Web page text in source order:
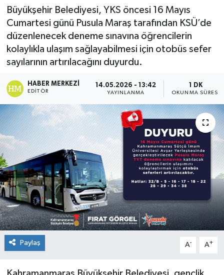
Büyükşehir Belediyesi, YKS öncesi 16 Mayıs
Cumartesi günü Pusula Maraş tarafından KSÜ’de
düzenlenecek deneme sınavına öğrencilerin
kolaylıkla ulaşım sağlayabilmesi için otobüs sefer
sayılarının artırılacağını duyurdu.
HABER MERKEZI
EDITÖR
14.05.2026 - 13:42
YAYINLANMA
1 DK
OKUNMA SÜRESI
Paylaş A- A+
SİVİL TOPLUM
SOSYAL YAŞAM
ULUSAL HABERLER
GÜNCEL
İLÇE HABERLERİ
İŞ DÜNYASI
KÜLTÜR&SANAT
ONİKİŞUBAT
SİVİL TOPLUM
SİYASET
SOSYAL YAŞAM
SPOR
Tüm Manşetler
Son Dakika Haberleri
Haber Arşivi